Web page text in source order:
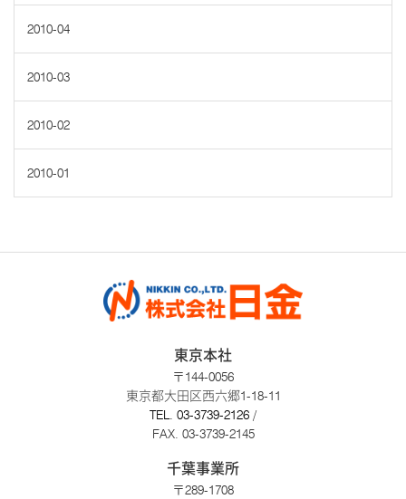
2010-04
2010-03
2010-02
2010-01
東京本社
〒144-0056
東京都大田区西六郷1-18-11
TEL. 03-3739-2126 /
FAX. 03-3739-2145
千葉事業所
〒289-1708